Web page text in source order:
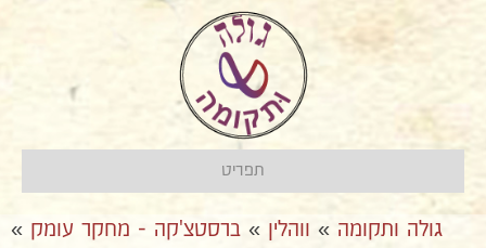
תפריט
גולה ותקומה » ווהלין » ברסטצ'קה - מחקר עומק »